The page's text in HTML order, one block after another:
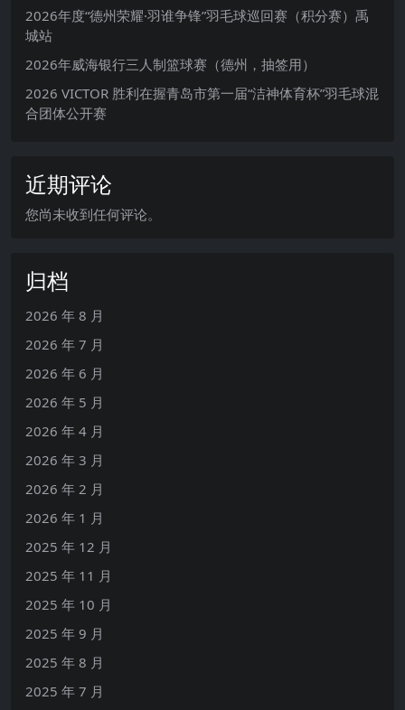
2026年度“德州荣耀·羽谁争锋”羽毛球巡回赛（积分赛）禹
城站
2026年威海银行三人制篮球赛（德州，抽签用）
2026 VICTOR 胜利在握青岛市第一届“洁神体育杯”羽毛球混
合团体公开赛
近期评论
您尚未收到任何评论。
归档
2026 年 8 月
2026 年 7 月
2026 年 6 月
2026 年 5 月
2026 年 4 月
2026 年 3 月
2026 年 2 月
2026 年 1 月
2025 年 12 月
2025 年 11 月
2025 年 10 月
2025 年 9 月
2025 年 8 月
2025 年 7 月